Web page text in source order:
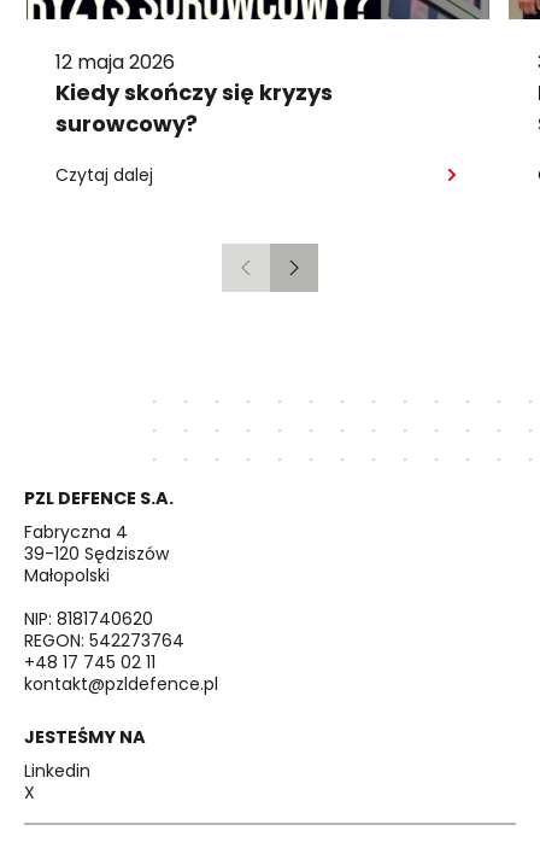
12 maja 2026
Kiedy skończy się kryzys
surowcowy?
Czytaj dalej
PoprzedniNastępny
PZL DEFENCE S.A.
Fabryczna 4
39-120 Sędziszów
Małopolski
NIP: 8181740620
REGON: 542273764
+48 17 745 02 11
kontakt@pzldefence.pl
JESTEŚMY NA
Linkedin
X